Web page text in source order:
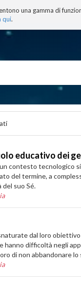
una gamma di
qui.
educativo dei
contesto tecnologico
del termine, a
del suo Sé.
dal loro
hanno difficoltà negli
di non abbandonare